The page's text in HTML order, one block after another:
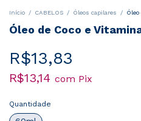
Início / CABELOS / Óleos capilares / Óleo
Óleo de Coco e
R$13,83
R$13,14 com Pix
Quantidade